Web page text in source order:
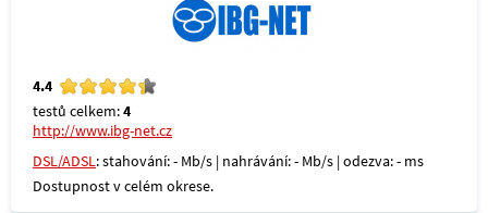
4.4
testů celkem:4
http://www.ibg-net.cz
DSL/ADSL: stahování: - Mb/s | nahrávání: - Mb/s | odezva: - ms
Dostupnost v celém okrese.